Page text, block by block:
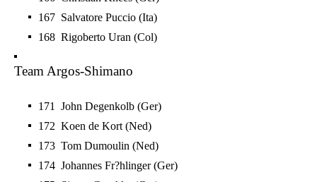
167 Salvatore Puccio (Ita)
168 Rigoberto Uran (Col)
Team Argos-Shimano
171 John Degenkolb (Ger)
172 Koen de Kort (Ned)
173 Tom Dumoulin (Ned)
174 Johannes Fr?hlinger (Ger)